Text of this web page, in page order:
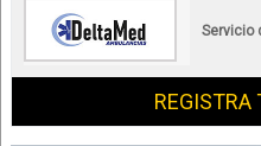
Servicio
REGISTRA